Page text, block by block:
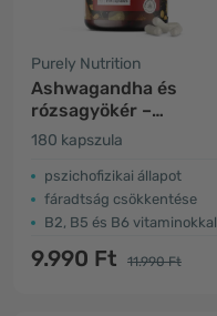
Purely Nutrition
Ashwagandha és
rózsagyökér –
komplex a fizikai és
szellemi
teljesítményért
180 kapszula
pszichofizikai állapot
fáradtság csökkentése
B2, B5 és B6 vitaminokkal
9.990 Ft 11.990 Ft